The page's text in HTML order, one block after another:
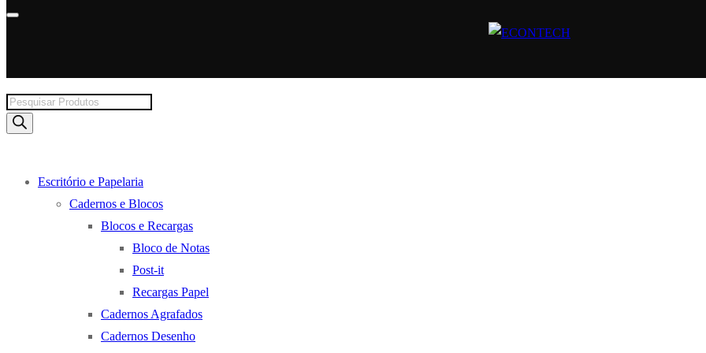
Products
search
Escritório e Papelaria
Cadernos e Blocos
Blocos e Recargas
Bloco de Notas
Post-it
Recargas Papel
Cadernos Agrafados
Cadernos Desenho